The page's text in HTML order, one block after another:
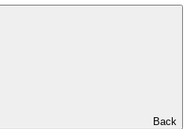
Back